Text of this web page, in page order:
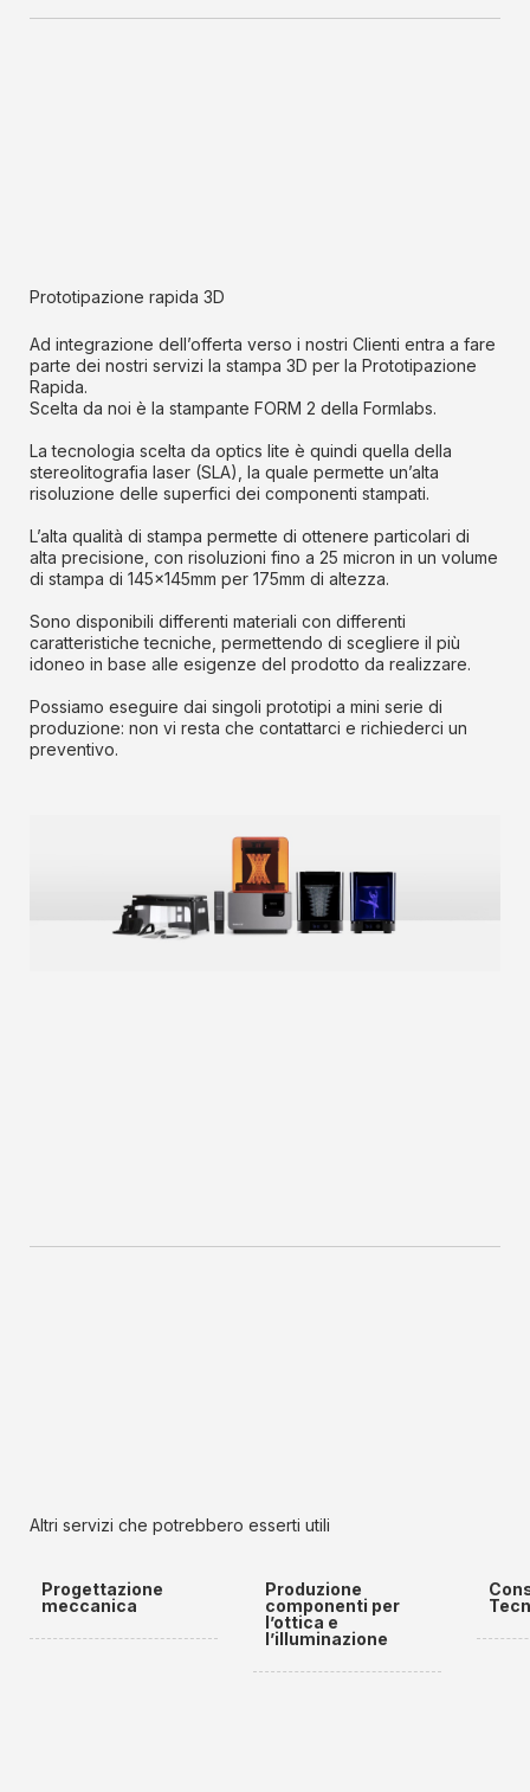
Prototipazione rapida 3D
Ad integrazione dell’offerta verso i nostri Clienti entra a fare
parte dei nostri servizi la stampa 3D per la Prototipazione
Rapida.
Scelta da noi è la stampante FORM 2 della Formlabs.
La tecnologia scelta da optics lite è quindi quella della
stereolitografia laser (SLA), la quale permette un’alta
risoluzione delle superfici dei componenti stampati.
L’alta qualità di stampa permette di ottenere particolari di
alta precisione, con risoluzioni fino a 25 micron in un volume
di stampa di 145x145mm per 175mm di altezza.
Sono disponibili differenti materiali con differenti
caratteristiche tecniche, permettendo di scegliere il più
idoneo in base alle esigenze del prodotto da realizzare.
Possiamo eseguire dai singoli prototipi a mini serie di
produzione: non vi resta che contattarci e richiederci un
preventivo.
Altri servizi che potrebbero esserti utili
Progettazione
meccanica
Produzione
componenti per
l’ottica e
l’illuminazione